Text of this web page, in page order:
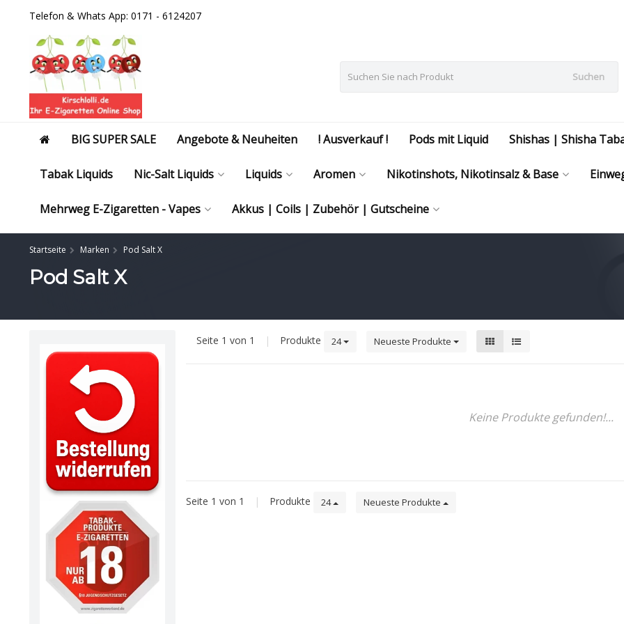
Telefon & Whats App: 0171 - 6124207
Suchen
BIG SUPER SALE Angebote & Neuheiten ! Ausverkauf ! Pods mit Liquid Shishas | Shisha
Tabak Liquids Nic-Salt Liquids Liquids Aromen Nikotinshots, Nikotinsalz & Base
Mehrweg E-Zigaretten - Vapes Akkus | Coils | Zubehör | Gutscheine
Startseite Marken Pod Salt X
Pod Salt X
Seite 1 von 1 | Produkte 24 Neueste Produkte
Keine Produkte gefunden!...
Seite 1 von 1 | Produkte 24 Neueste Produkte